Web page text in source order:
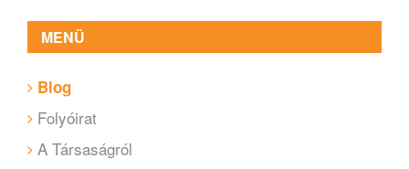
MENÜ
Blog
Folyóirat
A Társaságról